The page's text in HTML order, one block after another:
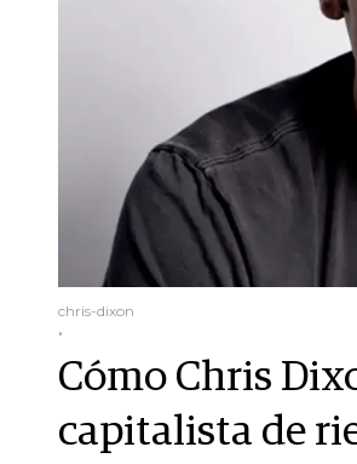
chris-dixon
.
Cómo Chris
capitalista de